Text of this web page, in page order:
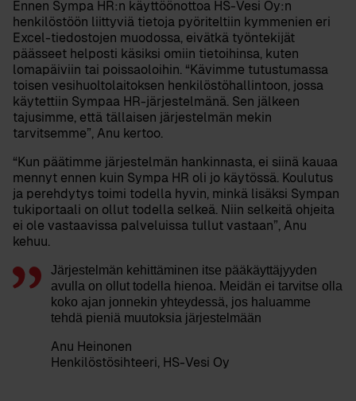
Ennen Sympa HR:n käyttöönottoa HS-Vesi Oy:n
henkilöstöön liittyviä tietoja pyöriteltiin kymmenien eri
Excel-tiedostojen muodossa, eivätkä työntekijät
päässeet helposti käsiksi omiin tietoihinsa, kuten
lomapäiviin tai poissaoloihin. “Kävimme tutustumassa
toisen vesihuoltolaitoksen henkilöstöhallintoon, jossa
käytettiin Sympaa HR-järjestelmänä. Sen jälkeen
tajusimme, että tällaisen järjestelmän mekin
tarvitsemme”, Anu kertoo.
“Kun päätimme järjestelmän hankinnasta, ei siinä kauaa
mennyt ennen kuin Sympa HR oli jo käytössä. Koulutus
ja perehdytys toimi todella hyvin, minkä lisäksi Sympan
tukiportaali on ollut todella selkeä. Niin selkeitä ohjeita
ei ole vastaavissa palveluissa tullut vastaan”, Anu
kehuu.
Järjestelmän kehittäminen itse pääkäyttäjyyden
avulla on ollut todella hienoa. Meidän ei tarvitse olla
koko ajan jonnekin yhteydessä, jos haluamme
tehdä pieniä muutoksia järjestelmään
Anu Heinonen
Henkilöstösihteeri, HS-Vesi Oy